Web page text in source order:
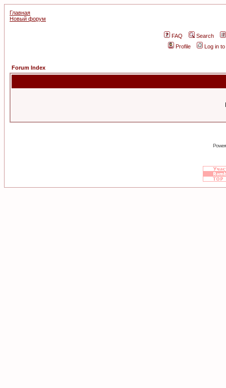
Главная
Новый форум
FAQ
Search
Profile
Log in
Forum Index